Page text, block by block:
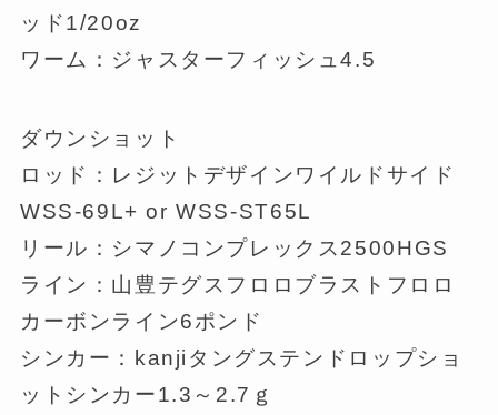
ッド1/20oz
ワーム：ジャスターフィッシュ4.5
ダウンショット
ロッド：レジットデザインワイルドサイド
WSS-69L+ or WSS-ST65L
リール：シマノコンプレックス2500HGS
ライン：山豊テグスフロロブラストフロロ
カーボンライン6ポンド
シンカー：kanjiタングステンドロップショ
ットシンカー1.3～2.7ｇ